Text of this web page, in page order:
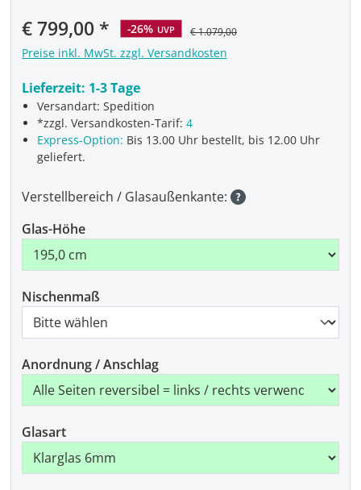
Verkaufspreis:
€ 799,00 -26% UVP € 1.079,00
Preise inkl. MwSt. zzgl. Versandkosten
Lieferzeit: 1-3 Tage
Versandart: Spedition
*zzgl. Versandkosten-Tarif:4
Express-Option: Bis 13.00 Uhr bestellt, bis 12.00 Uhr
geliefert.
Verstellbereich / Glasaußenkante:
Glas-Höhe
Nischenmaß
Anordnung / Anschlag
Glasart